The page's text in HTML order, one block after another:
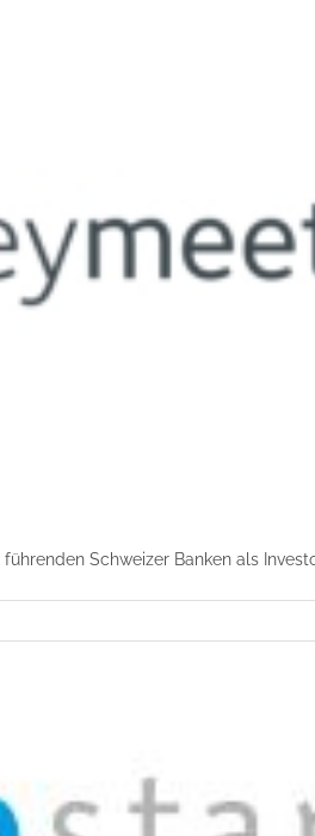
Schweizer Banken als